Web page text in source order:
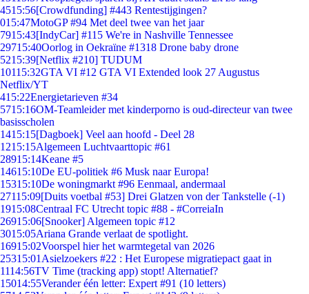
4515:56[Crowdfunding] #443 Rentestijgingen?
015:47MotoGP #94 Met deel twee van het jaar
7915:43[IndyCar] #115 We're in Nashville Tennessee
29715:40Oorlog in Oekraïne #1318 Drone baby drone
5215:39[Netflix #210] TUDUM
10115:32GTA VI #12 GTA VI Extended look 27 Augustus
Netflix/YT
415:22Energietarieven #34
5715:16OM-Teamleider met kinderporno is oud-directeur van twee
basisscholen
1415:15[Dagboek] Veel aan hoofd - Deel 28
1215:15Algemeen Luchtvaarttopic #61
28915:14Keane #5
14615:10De EU-politiek #6 Musk naar Europa!
15315:10De woningmarkt #96 Eenmaal, andermaal
27115:09[Duits voetbal #53] Drei Glatzen von der Tankstelle (-1)
1915:08Centraal FC Utrecht topic #88 - #CorreiaIn
26915:06[Snooker] Algemeen topic #12
3015:05Ariana Grande verlaat de spotlight.
16915:02Voorspel hier het warmtegetal van 2026
25315:01 Asielzoekers #22 : Het Europese migratiepact gaat in
1114:56TV Time (tracking app) stopt! Alternatief?
15014:55Verander één letter: Expert #91 (10 letters)